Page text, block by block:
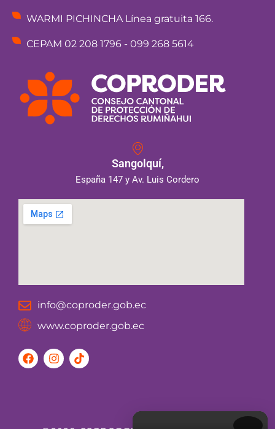
WARMI PICHINCHA Línea gratuita 166.
CEPAM 02 208 1796 - 099 268 5614
Sangolquí,
España 147 y Av. Luis Cordero
info@coproder.gob.ec
www.coproder.gob.ec
F
a
I
n
T
i